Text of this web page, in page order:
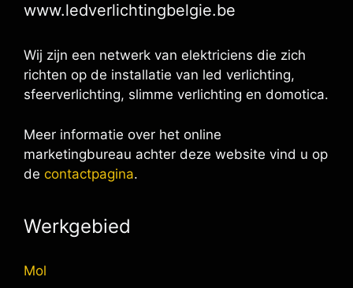
www.ledverlichtingbelgie.be
Wij zijn een netwerk van elektriciens die zich
richten op de installatie van led verlichting,
sfeerverlichting, slimme verlichting en domotica.
Meer informatie over het online
marketingbureau achter deze website vind u op
de contactpagina.
Werkgebied
Mol